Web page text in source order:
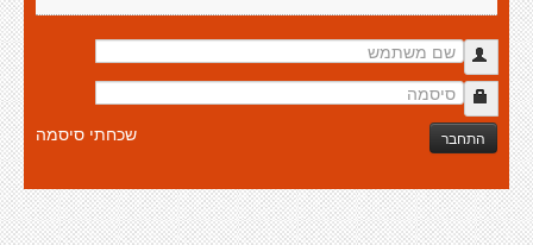
התחבר שכחתי סיסמה